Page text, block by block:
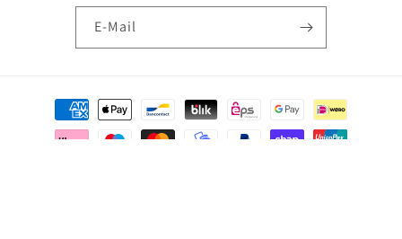
E-Mail
Zahlungsmethoden